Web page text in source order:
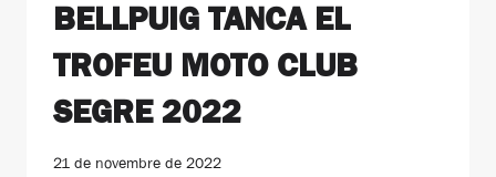
BELLPUIG TANCA EL
TROFEU MOTO CLUB
SEGRE 2022
21 de novembre de 2022